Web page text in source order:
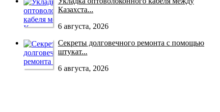
Казахста...
6 августа, 2026
Секреты долговечного ремонта с помощью
штукат...
6 августа, 2026